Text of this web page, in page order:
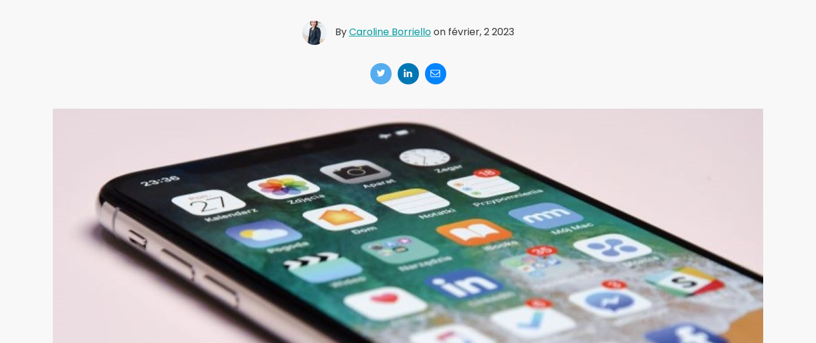
ByCaroline Borrielloon février, 2 2023